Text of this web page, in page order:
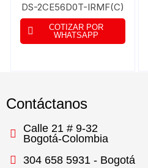
DS-2CE56D0T-IRMF(C)
COTIZAR POR
WHATSAPP
Contáctanos
Calle 21 # 9-32
Bogotá-Colombia
304 658 5931 - Bogotá